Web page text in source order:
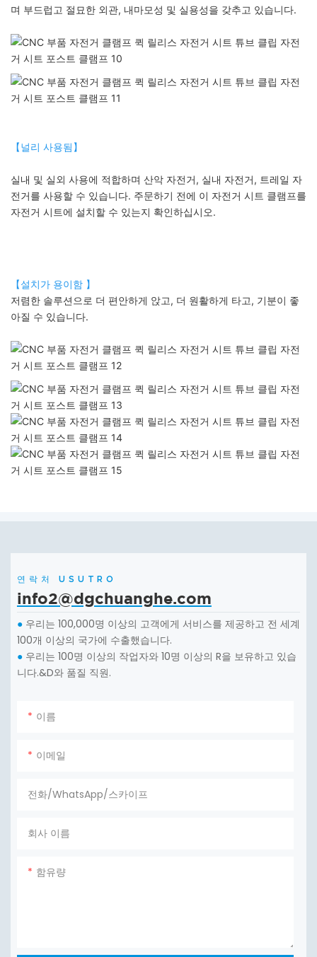
며 부드럽고 절묘한 외관, 내마모성 및 실용성을 갖추고 있습니다.
【널리 사용됨】
실내 및 실외 사용에 적합하며 산악 자전거, 실내 자전거, 트레일 자
전거를 사용할 수 있습니다. 주문하기 전에 이 자전거 시트 클램프를
자전거 시트에 설치할 수 있는지 확인하십시오.
【설치가 용이함 】
저렴한 솔루션으로 더 편안하게 앉고, 더 원활하게 타고, 기분이 좋
아질 수 있습니다.
연락처 USUTRO
info2@dgchuanghe.com
● 우리는 100,000명 이상의 고객에게 서비스를 제공하고 전 세계
100개 이상의 국가에 수출했습니다.
● 우리는 100명 이상의 작업자와 10명 이상의 R을 보유하고 있습
니다.&D와 품질 직원.
이름
이메일
전화/WhatsApp/스카이프
회사 이름
함유량